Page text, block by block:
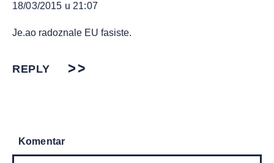
18/03/2015 u 21:07
Je.ao radoznale EU fasiste.
REPLY
Komentar